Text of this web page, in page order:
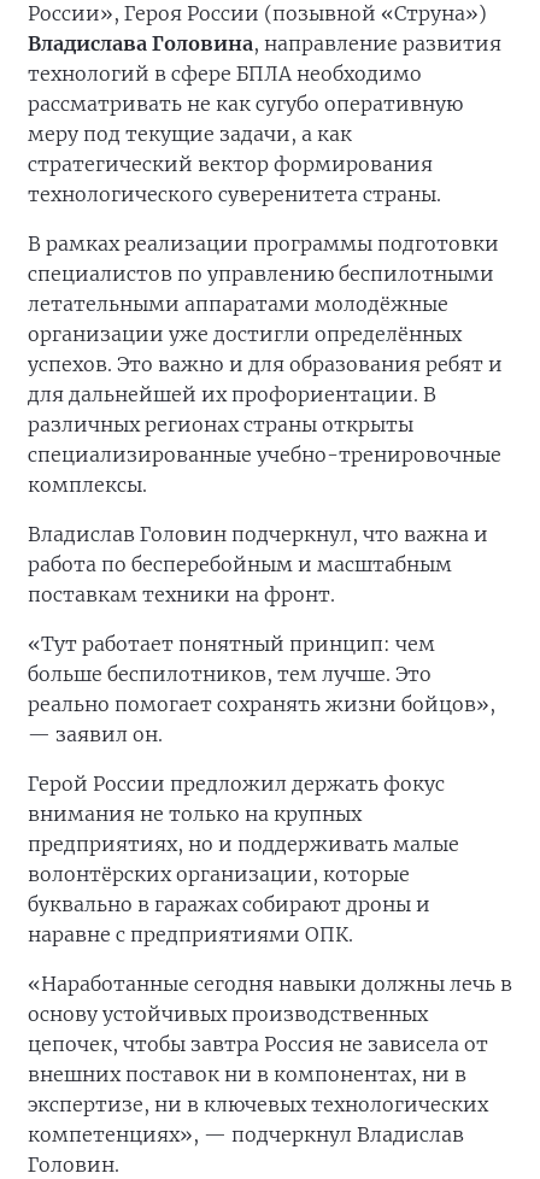
России», Героя России (позывной «Струна»)
Владислава Головина, направление развития
технологий в сфере БПЛА необходимо
рассматривать не как сугубо оперативную
меру под текущие задачи, а как
стратегический вектор формирования
технологического суверенитета страны.
В рамках реализации программы подготовки
специалистов по управлению беспилотными
летательными аппаратами молодёжные
организации уже достигли определённых
успехов. Это важно и для образования ребят и
для дальнейшей их профориентации. В
различных регионах страны открыты
специализированные учебно-тренировочные
комплексы.
Владислав Головин подчеркнул, что важна и
работа по бесперебойным и масштабным
поставкам техники на фронт.
«Тут работает понятный принцип: чем
больше беспилотников, тем лучше. Это
реально помогает сохранять жизни бойцов»,
— заявил он.
Герой России предложил держать фокус
внимания не только на крупных
предприятиях, но и поддерживать малые
волонтёрских организации, которые
буквально в гаражах собирают дроны и
наравне с предприятиями ОПК.
«Наработанные сегодня навыки должны лечь в
основу устойчивых производственных
цепочек, чтобы завтра Россия не зависела от
внешних поставок ни в компонентах, ни в
экспертизе, ни в ключевых технологических
компетенциях», — подчеркнул Владислав
Головин.